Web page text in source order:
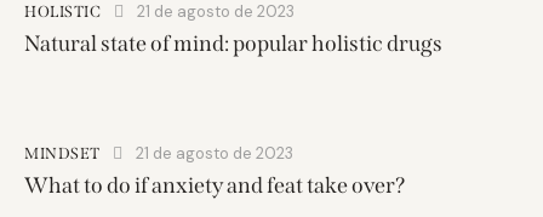
HOLISTIC 21 de agosto de 2023
Natural state of mind: popular holistic drugs
MINDSET 21 de agosto de 2023
What to do if anxiety and feat take over?